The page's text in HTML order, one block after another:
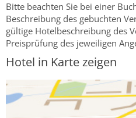
Bitte beachten Sie bei einer
Beschreibung des gebuchten
gültige Hotelbeschreibung des
Preisprüfung des jeweiligen
Hotel in Karte zeigen